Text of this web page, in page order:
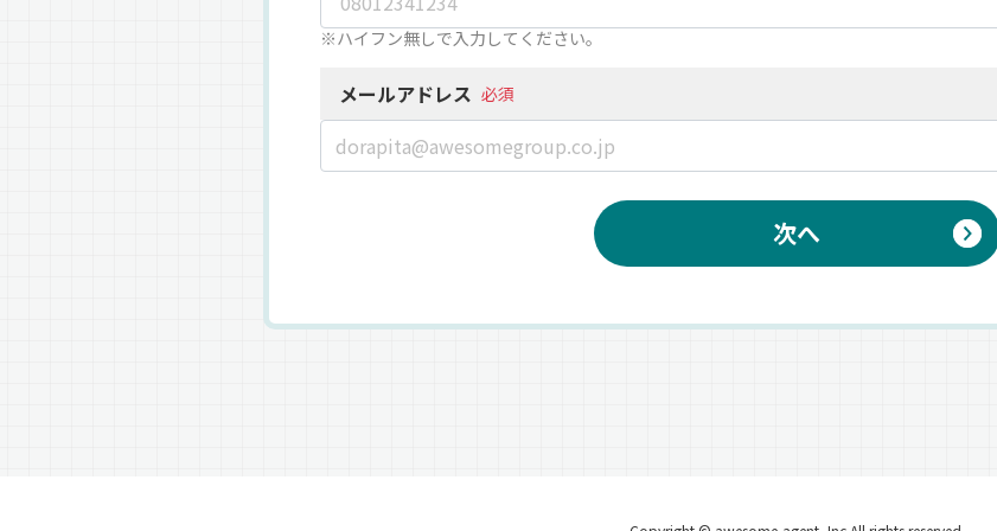
※ハイフン無しで入力してください。
メールアドレス 必須
次へ